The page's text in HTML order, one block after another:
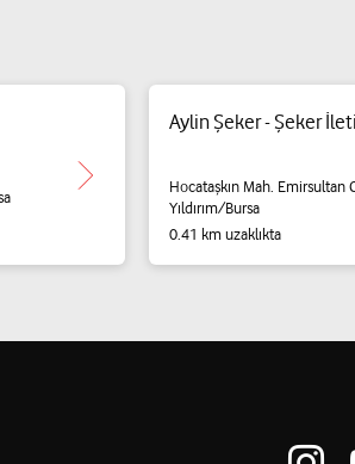
Aylin Şeker - Şeker
Hocataşkın Mah. Emirsultan
Yıldırım/Bursa
0.41 km uzaklıkta